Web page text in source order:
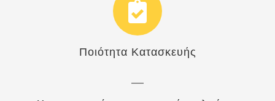
Ποιότητα Κατασκευής